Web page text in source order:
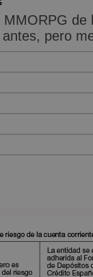
de
antes, pero